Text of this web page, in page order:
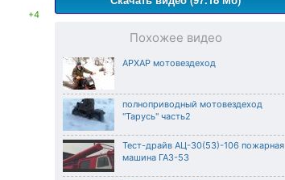
Похожее видео
АРХАР мотовездеход
полноприводный мотовездеход
"Тарусь" часть2
Тест-драйв АЦ-30(53)-106 пожарная
машина ГАЗ-53
+4